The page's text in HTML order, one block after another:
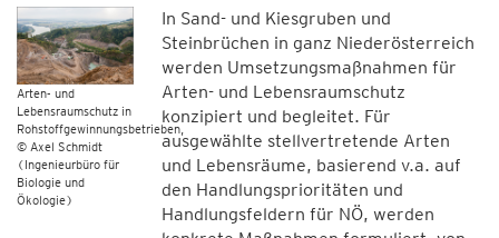
Arten- und
Lebensraumschutz in
Rohstoffgewinnungsbetrieben
© Axel Schmidt
(Ingenieurbüro für
Biologie und
Ökologie)
In Sand- und Kiesgruben und
Steinbrüchen in ganz Niederösterreich
werden Umsetzungsmaßnahmen für
Arten- und Lebensraumschutz
konzipiert und begleitet. Für
ausgewählte stellvertretende Arten
und Lebensräume, basierend v.a. auf
den Handlungsprioritäten und
Handlungsfeldern für NÖ, werden